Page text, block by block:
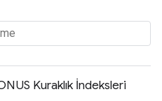
Kuraklık İndeksleri